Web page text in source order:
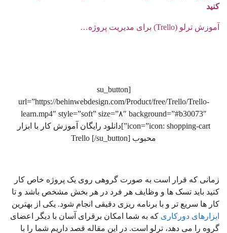
کنید
آموزش ترلو (Trello) برای مدیریت پروژه…
[su_button
url=”https://behinwebdesign.com/Product/free/Trello/Trello-
learn.mp4″ style=”soft” size=”۸″ background=”#b30073″
icon=”icon: shopping-cart”]دانلود رایگان آموزش کار با ابزار
محبوب Trello [/su_button]
زمانی که قرار است به صورت گروهی روی یک پروژه خاص کار
کنید باید تسک ها و وظایف هر فرد در هر بخش مشخص باشد و تا
کار ها سریع تر و با برنامه ریزی دقیقی انجام شود. یکی از بهترین
ابزارهای دورکاری که به شما امکان برقرای آسان با دیگر اعضای
گروه را می دهد، ترلو است. در این مقاله قصد داریم شما را با